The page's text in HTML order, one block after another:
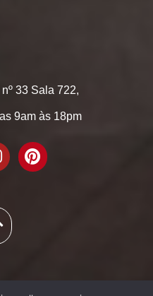
33 Sala 722,
9am às 18pm